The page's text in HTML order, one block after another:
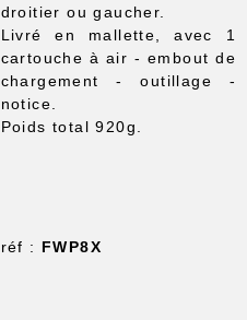
droitier ou gaucher.
Livré en mallette, avec 1
cartouche à air - embout de
chargement - outillage -
notice.
Poids total 920g.
réf : FWP8X